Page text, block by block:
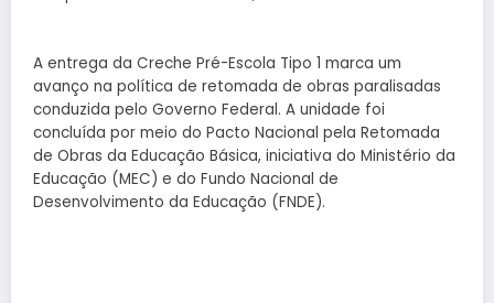
A entrega da Creche Pré-Escola Tipo 1 marca um
avanço na política de retomada de obras paralisadas
conduzida pelo Governo Federal. A unidade foi
concluída por meio do Pacto Nacional pela Retomada
de Obras da Educação Básica, iniciativa do Ministério da
Educação (MEC) e do Fundo Nacional de
Desenvolvimento da Educação (FNDE).